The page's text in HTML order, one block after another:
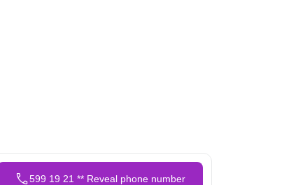
599 19 21 ** Reveal phone number